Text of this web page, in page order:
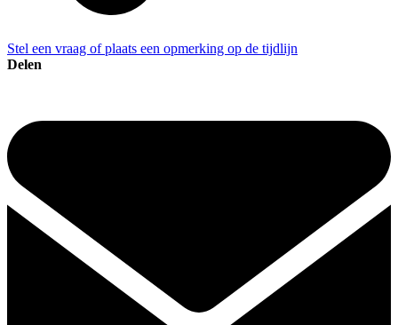
Stel een vraag of plaats een opmerking op de tijdlijn
Delen